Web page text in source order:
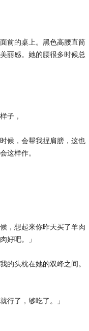
前的桌上。黑色高腰直筒
丽感。她的腰很多时候总
子，
候，会帮我捏肩膀，这也
这样作。
，想起来你昨天买了羊肉
好吧。」
头枕在她的双峰之间。
了，够吃了。」